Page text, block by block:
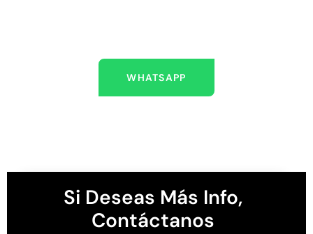
WHATSAPP
Si Deseas Más Info,
Contáctanos